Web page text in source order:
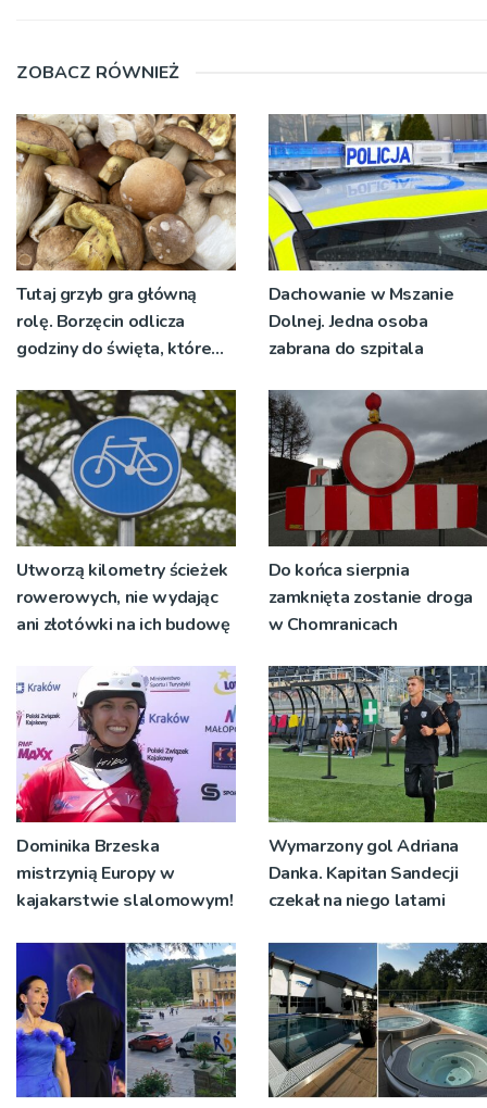
ZOBACZ RÓWNIEŻ
Tutaj grzyb gra główną
rolę. Borzęcin odlicza
godziny do święta, które
pokoleń
Dachowanie w Mszanie
Dolnej. Jedna osoba
zabrana do szpitala
Utworzą kilometry ścieżek
rowerowych, nie wydając
ani złotówki na ich budowę
Do końca sierpnia
zamknięta zostanie droga
w Chomranicach
Dominika Brzeska
mistrzynią Europy w
kajakarstwie slalomowym!
Wymarzony gol Adriana
Danka. Kapitan Sandecji
czekał na niego latami